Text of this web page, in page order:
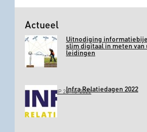
Actueel
Uitnodiging
slim digitaal in meten van
leidingen
GEPLAATST OP 26-10-2022Infra Relatiedagen 2022